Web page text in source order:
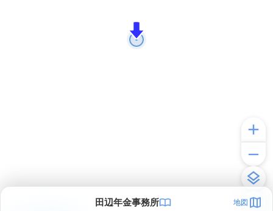
田辺年金事務所 地図